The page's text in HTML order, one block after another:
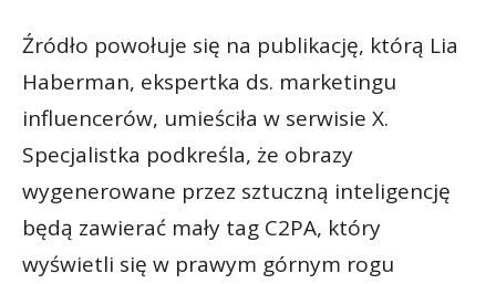
Źródło powołuje się na publikację, którą Lia
Haberman, ekspertka ds. marketingu
influencerów, umieściła w serwisie X.
Specjalistka podkreśla, że obrazy
wygenerowane przez sztuczną inteligencję
będą zawierać mały tag C2PA, który
wyświetli się w prawym górnym rogu